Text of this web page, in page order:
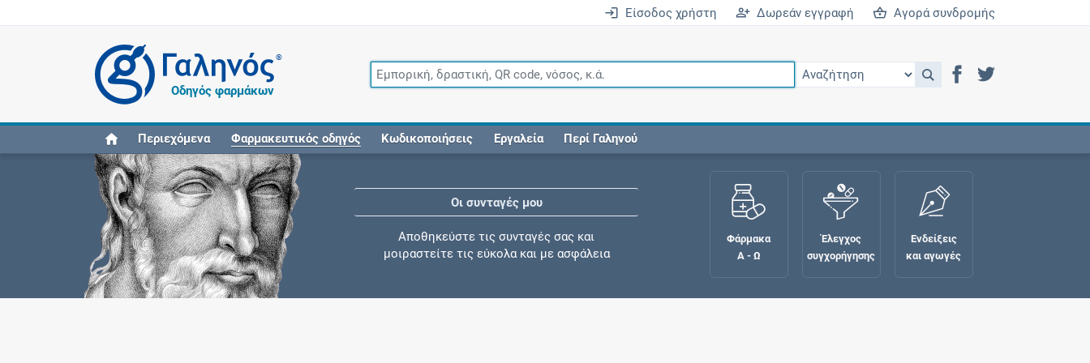
Είσοδος χρήστη Δωρεάν εγγραφή Αγορά συνδρομής
®
Οδηγός φαρμάκων
Περιεχόμενα Φαρμακευτικός οδηγός Κωδικοποιήσεις Εργαλεία Περί Γαληνού
Οι συνταγές μου
Αποθηκεύστε τις συνταγές σας και
μοιραστείτε τις εύκολα και με ασφάλεια
Φάρμακα
Α - Ω
Έλεγχος
συγχορήγησης
Ενδείξεις
και αγωγές